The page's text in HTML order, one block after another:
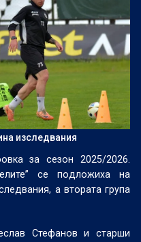
изследвания
за сезон 2025/2026.
се подложиха на
а втората група
Стефанов и старши